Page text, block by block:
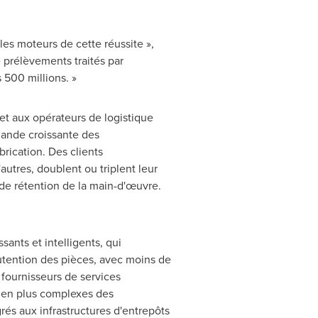
moteurs de cette réussite »,
traités par
500 millions. »
aux opérateurs de logistique
croissante des
Des clients
doublent ou triplent leur
rétention de la main-d'œuvre.
et intelligents, qui
des pièces, avec moins de
de services
plus complexes des
aux infrastructures d'entrepôts